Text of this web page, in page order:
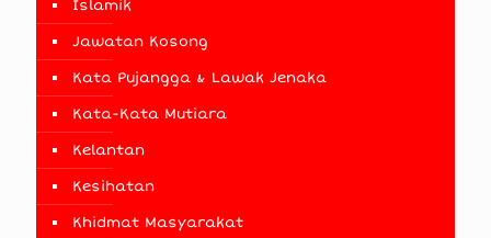
Islamik
Jawatan Kosong
Kata Pujangga & Lawak Jenaka
Kata-Kata Mutiara
Kelantan
Kesihatan
Khidmat Masyarakat